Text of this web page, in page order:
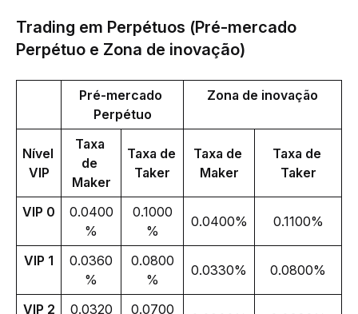
Trading em Perpétuos (Pré-mercado
Perpétuo e Zona de inovação)
Pré-mercado
Perpétuo
Zona de inovação
Nível
VIP
Taxa
de
Maker
Taxa de
Taker
Taxa de
Maker
Taxa de
Taker
VIP 0
0.0400
%
0.1000
%
0.0400% 0.1100%
VIP 1
0.0360
%
0.0800
%
0.0330% 0.0800%
VIP 2
0.0320
0.0700